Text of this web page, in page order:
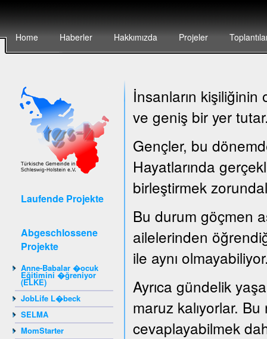
Home Haberler Hakkımızda Projeler
Laufende Projekte
Abgeschlossene
Projekte
Anne-Babalar �ocuk
Eğitimini �ğreniyor
(ELKE)
JobLife L�beck
SELMA
MomStarter
İnsanların
ve geniş bir yer
Gençler, bu
Hayatlarında
birleştirmek
Bu durum göçmen
ailelerinden
ile aynı
Ayrıca gündelik
maruz kalıyorlar.
cevaplayabilmek